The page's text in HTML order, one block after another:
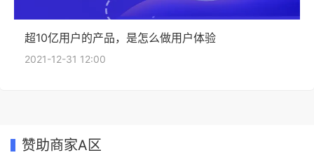
超10亿用户的产品，是怎么做用户体验
2021-12-31 12:00
赞助商家A区